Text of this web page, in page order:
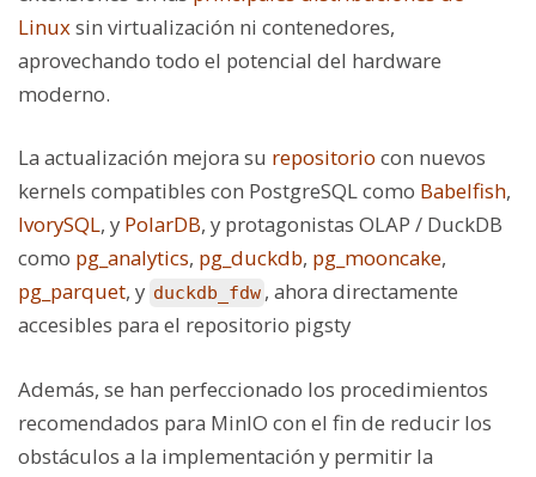
Linuxsin virtualización ni contenedores,
aprovechando todo el potencial del hardware
moderno.
La actualización mejora su repositorio con nuevos
kernels compatibles con PostgreSQL como Babelfish,
IvorySQL, y PolarDB, y protagonistas OLAP / DuckDB
como pg_analytics, pg_duckdb, pg_mooncake,
pg_parquet, y duckdb_fdw , ahora directamente
accesibles para el repositorio pigsty
Además, se han perfeccionado los procedimientos
recomendados para MinIO con el fin de reducir los
obstáculos a la implementación y permitir la